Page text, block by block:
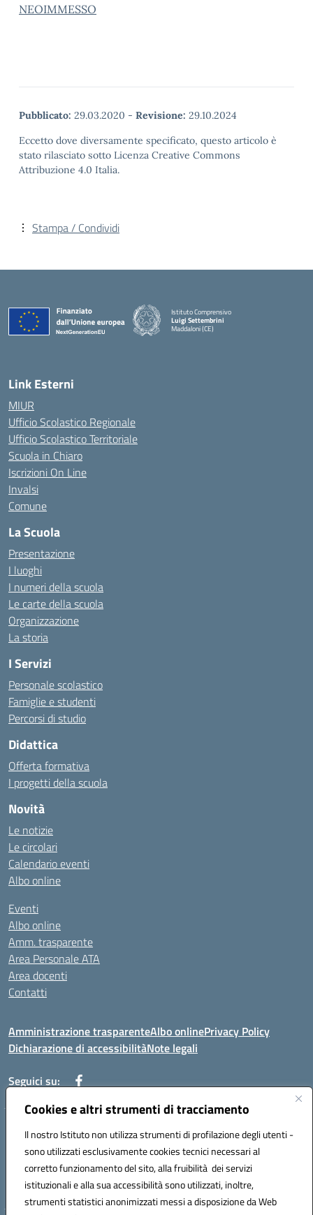
Cookies e altri strumenti di tracciamento
Il nostro Istituto non utilizza strumenti di profilazione degli utenti -
sono utilizzati esclusivamente cookies tecnici necessari al
corretto funzionamento del sito, alla fruibilità dei servizi
istituzionali e alla sua accessibilità sono utilizzati, inoltre,
strumenti statistici anonimizzati messi a disposizione da Web
NEOIMMESSO
Pubblicato: 29.03.2020 - Revisione: 29.10.2024
Eccetto dove diversamente specificato, questo articolo è
stato rilasciato sotto Licenza Creative Commons
Attribuzione 4.0 Italia.
Stampa / Condividi
Istituto Comprensivo
Luigi Settembrini
Maddaloni (CE)
Link Esterni
MIUR
Ufficio Scolastico Regionale
Ufficio Scolastico Territoriale
Scuola in Chiaro
Iscrizioni On Line
Invalsi
Comune
La Scuola
Presentazione
I luoghi
I numeri della scuola
Le carte della scuola
Organizzazione
La storia
I Servizi
Personale scolastico
Famiglie e studenti
Percorsi di studio
Didattica
Offerta formativa
I progetti della scuola
Novità
Le notizie
Le circolari
Calendario eventi
Albo online
Eventi
Albo online
Amm. trasparente
Area Personale ATA
Area docenti
Contatti
Amministrazione trasparenteAlbo onlinePrivacy Policy
Dichiarazione di accessibilitàNote legali
Seguici su:
Indirizzo: VIA BRECCIAME, 46 - 81024 MADDALONI (CE)
Mail: CEIC8AU001@istruzione.it - Pec: CEIC8AU001@pec.istruzione.it -
Telefono: 0823408721
Meccanografico: CEIC8AU001
Codice fiscale: 93086080616